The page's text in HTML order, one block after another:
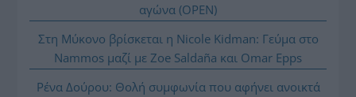
αγώνα (OPEN)
Στη Μύκονο βρίσκεται η Nicole Kidman: Γεύμα στο
Nammos μαζί με Zoe Saldaña και Omar Epps
Ρένα Δούρου: Θολή συμφωνία που αφήνει ανοικτά